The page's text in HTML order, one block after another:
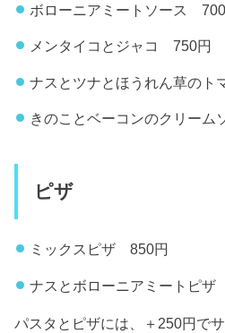
ボローニアミートソース
メンタイコとジャコ 750円
ナスとツナとほうれん草の
きのことベーコンのクリー
ピザ
ミックスピザ 850円
ナスとボローニアミートピ
パスタとピザには、＋250円で